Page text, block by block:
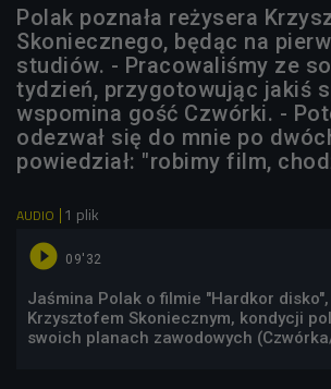
Polak poznała reżysera
Skoniecznego, będąc na
studiów. - Pracowaliśmy ze
tydzień, przygotowując jakiś
wspomina gość Czwórki. -
odezwał się do mnie po
powiedział: "robimy film,
AUDIO 1 plik
 09'32
Jaśmina Polak o filmie "Hardkor disko",
Krzysztofem Skoniecznym, kondycji
swoich planach zawodowych